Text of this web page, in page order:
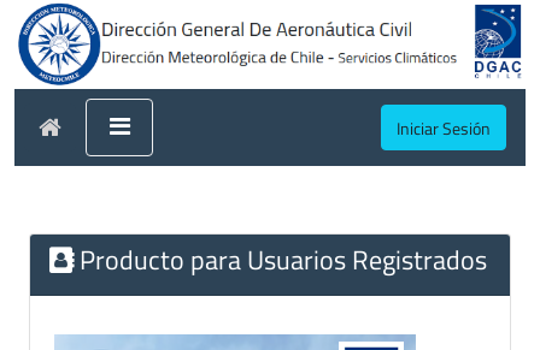
Iniciar Sesión
Producto para Usuarios Registrados